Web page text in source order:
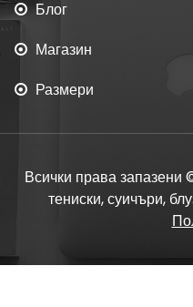
Блог
Магазин
Размери
Всички права
тениски, суичъри,